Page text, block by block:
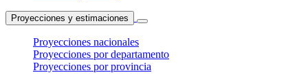
Proyecciones y estimaciones
Proyecciones nacionales
Proyecciones por departamento
Proyecciones por provincia